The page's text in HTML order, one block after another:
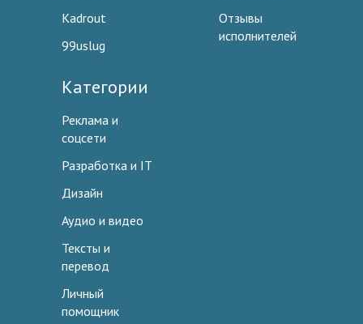
Kadrout
99uslug
Отзывы
исполнителей
Категории
Реклама и
соцсети
Разработка и IT
Дизайн
Аудио и видео
Тексты и
перевод
Личный
помощник